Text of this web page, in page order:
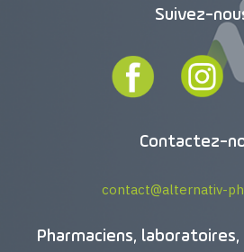
Suivez-
Contactez-
contact@alternativ-
Pharmaciens,